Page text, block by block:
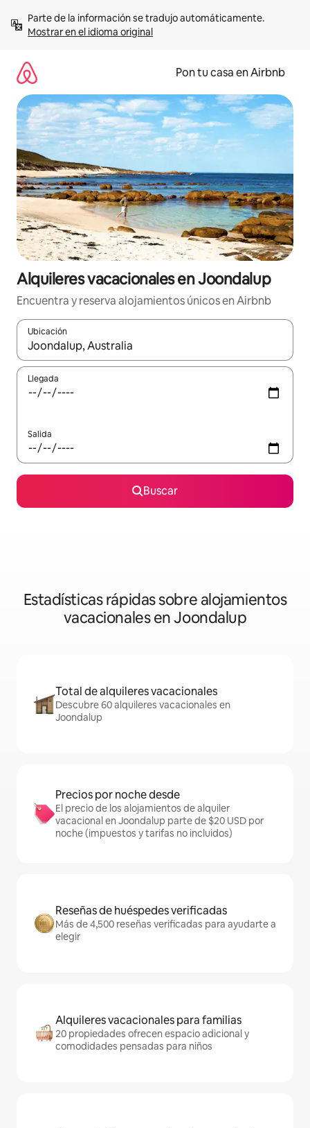
contenidoMostrar en el idioma original
Pon tu casa en Airbnb
Alquileres vacacionales en Joondalup
Encuentra y reserva alojamientos únicos en Airbnb
Ubicación
Cuando los resultados estén disponibles, navega con las
Llegada
Salida
Buscar
Estadísticas rápidas sobre alojamientos
vacacionales en Joondalup
Total de alquileres vacacionales
Descubre 60 alquileres vacacionales en
Joondalup
Precios por noche desde
El precio de los alojamientos de alquiler
vacacional en Joondalup parte de $20 USD por
noche (impuestos y tarifas no incluidos)
Reseñas de huéspedes verificadas
Más de 4,500 reseñas verificadas para ayudarte a
elegir
Alquileres vacacionales para familias
20 propiedades ofrecen espacio adicional y
comodidades pensadas para niños